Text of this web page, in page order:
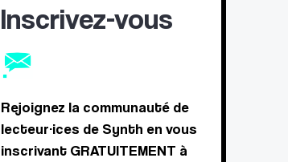
Inscrivez-vous
Rejoignez la communauté de
lecteur·ices de Synth en vous
inscrivant GRATUITEMENT à